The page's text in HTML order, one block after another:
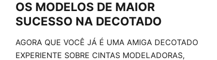
OS MODELOS DE MAIOR
SUCESSO NA DECOTADO
AGORA QUE VOCÊ JÁ É UMA AMIGA DECOTADO
EXPERIENTE SOBRE CINTAS MODELADORAS,